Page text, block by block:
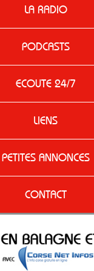
LA RADIO
PODCASTS
ECOUTE 24/7
LIENS
PETITES ANNONCES
CONTACT